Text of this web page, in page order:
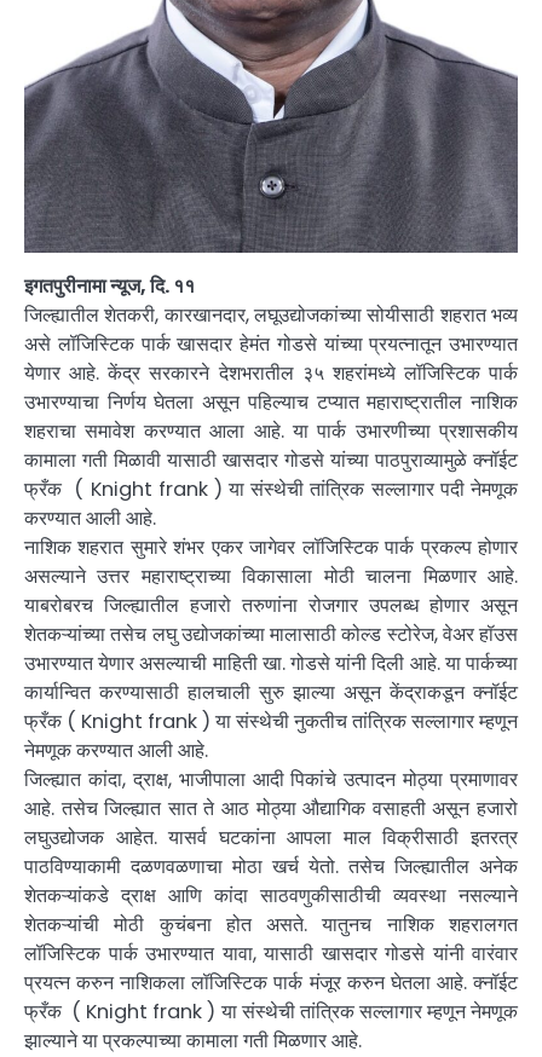
इगतपुरीनामा न्यूज, दि. ११
जिल्ह्यातील शेतकरी, कारखानदार, लघूउद्योजकांच्या सोयीसाठी शहरात भव्य
असे लॉजिस्टिक पार्क खासदार हेमंत गोडसे यांच्या प्रयत्नातून उभारण्यात
येणार आहे. केंद्र सरकारने देशभरातील ३५ शहरांमध्ये लॉजिस्टिक पार्क
उभारण्याचा निर्णय घेतला असून पहिल्याच टप्यात महाराष्ट्रातील नाशिक
शहराचा समावेश करण्यात आला आहे. या पार्क उभारणीच्या प्रशासकीय
कामाला गती मिळावी यासाठी खासदार गोडसे यांच्या पाठपुराव्यामुळे क्नॉईट
फ्रँक ( Knight frank ) या संस्थेची तांत्रिक सल्लागार पदी नेमणूक
करण्यात आली आहे.
नाशिक शहरात सुमारे शंभर एकर जागेवर लॉजिस्टिक पार्क प्रकल्प होणार
असल्याने उत्तर महाराष्ट्राच्या विकासाला मोठी चालना मिळणार आहे.
याबरोबरच जिल्ह्यातील हजारो तरुणांना रोजगार उपलब्ध होणार असून
शेतकऱ्यांच्या तसेच लघु उद्योजकांच्या मालासाठी कोल्ड स्टोरेज, वेअर हॉउस
उभारण्यात येणार असल्याची माहिती खा. गोडसे यांनी दिली आहे. या पार्कच्या
कार्यान्वित करण्यासाठी हालचाली सुरु झाल्या असून केंद्राकडून क्नॉईट
फ्रँक ( Knight frank ) या संस्थेची नुकतीच तांत्रिक सल्लागार म्हणून
नेमणूक करण्यात आली आहे.
जिल्ह्यात कांदा, द्राक्ष, भाजीपाला आदी पिकांचे उत्पादन मोठ्या प्रमाणावर
आहे. तसेच जिल्ह्यात सात ते आठ मोठ्या औद्यागिक वसाहती असून हजारो
लघुउद्योजक आहेत. यासर्व घटकांना आपला माल विक्रीसाठी इतरत्र
पाठविण्याकामी दळणवळणाचा मोठा खर्च येतो. तसेच जिल्ह्यातील अनेक
शेतकऱ्यांकडे द्राक्ष आणि कांदा साठवणुकीसाठीची व्यवस्था नसल्याने
शेतकऱ्यांची मोठी कुचंबना होत असते. यातुनच नाशिक शहरालगत
लॉजिस्टिक पार्क उभारण्यात यावा, यासाठी खासदार गोडसे यांनी वारंवार
प्रयत्न करुन नाशिकला लॉजिस्टिक पार्क मंजूर करुन घेतला आहे. क्नॉईट
फ्रँक ( Knight frank ) या संस्थेची तांत्रिक सल्लागार म्हणून नेमणूक
झाल्याने या प्रकल्पाच्या कामाला गती मिळणार आहे.